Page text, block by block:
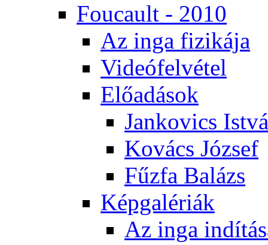
Fo­u­ca­ult - 2010
Az in­ga fi­zi­ká­ja
Vi­de­ó­fel­vé­tel
Elő­adá­sok
Jan­ko­vics
Ko­vács Jó­zsef
Fűz­fa Ba­lázs
Kép­ga­lé­ri­ák
Az in­ga